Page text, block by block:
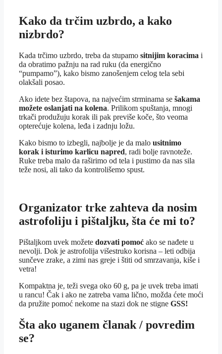
Kako da trčim uzbrdo, a kako
nizbrdo?
Kada trčimo uzbrdo, treba da stupamo sitnijim koracima i
da obratimo pažnju na rad ruku (da energično
“pumpamo”), kako bismo zanošenjem celog tela sebi
olakšali posao.
Ako idete bez štapova, na najvećim strminama se šakama
možete oslanjati na kolena. Prilikom spuštanja, mnogi
trkači produžuju korak ili pak previše koče, što veoma
opterećuje kolena, leđa i zadnju ložu.
Kako bismo to izbegli, najbolje je da malo usitnimo
korak i isturimo karlicu napred, radi bolje ravnoteže.
Ruke treba malo da raširimo od tela i pustimo da nas sila
teže nosi, ali tako da kontrolišemo spust.
Organizator trke zahteva da nosim
astrofoliju i pištaljku, šta će mi to?
Pištaljkom uvek možete dozvati pomoć ako se nađete u
nevolji. Dok je astrofolija višestruko korisna – leti odbija
sunčeve zrake, a zimi nas greje i štiti od smrzavanja, kiše i
vetra!
Kompaktna je, teži svega oko 60 g, pa je uvek treba imati
u rancu! Čak i ako ne zatreba vama lično, možda ćete moći
da pružite pomoć nekome na stazi dok ne stigne GSS!
Šta ako uganem članak / povredim
se?